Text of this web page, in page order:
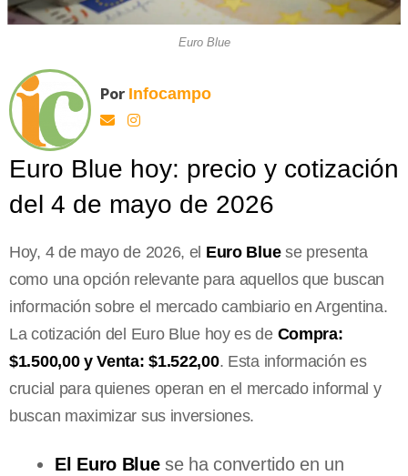
Euro Blue
Por Infocampo
Euro Blue hoy: precio y cotización
del 4 de mayo de 2026
Hoy, 4 de mayo de 2026, el Euro Bluese presenta
como una opción relevante para aquellos que buscan
información sobre el mercado cambiario en Argentina.
La cotización del Euro Blue hoy es de Compra:
$1.500,00 y Venta: $1.522,00. Esta información es
crucial para quienes operan en el mercado informal y
buscan maximizar sus inversiones.
El Euro Bluese ha convertido en un